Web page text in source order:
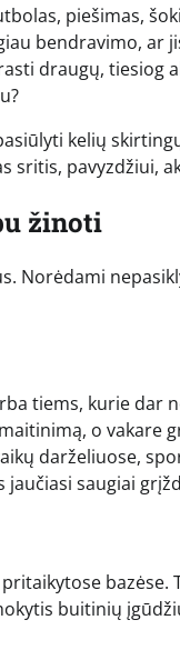
piešimas,
bendravimo, ar
draugų, tiesiog
kelių
sritis, pavyzdžiui,
žinoti
Norėdami
tiems, kurie dar
o vakare
darželiuose,
saugiai
buitinių